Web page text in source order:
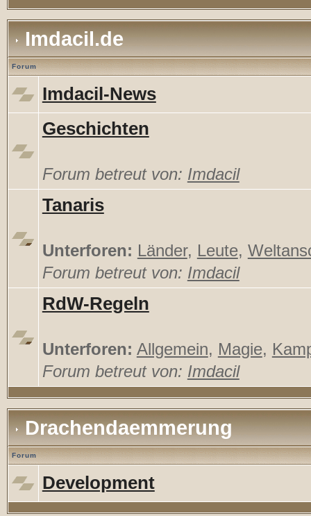
Imdacil.de
Forum
Imdacil-News
Geschichten
Forum betreut von: Imdacil
Tanaris
Unterforen: Länder, Leute,
Forum betreut von: Imdacil
RdW-Regeln
Unterforen: Allgemein, Magie,
Forum betreut von: Imdacil
Drachendaemmerung
Forum
Development